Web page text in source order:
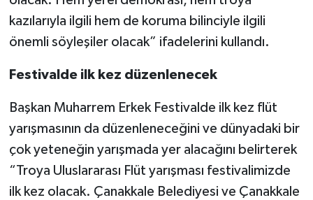
kazılarıyla ilgili hem de koruma bilinciyle ilgili
önemli söyleşiler olacak” ifadelerini kullandı.
Festivalde ilk kez düzenlenecek
Başkan Muharrem Erkek Festivalde ilk kez flüt
yarışmasının da düzenleneceğini ve dünyadaki bir
çok yeteneğin yarışmada yer alacağını belirterek
“Troya Uluslararası Flüt yarışması festivalimizde
ilk kez olacak. Çanakkale Belediyesi ve Çanakkale